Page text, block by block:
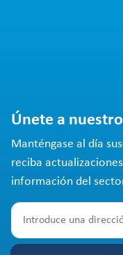
Únete a
Manténgase al día
reciba
información del